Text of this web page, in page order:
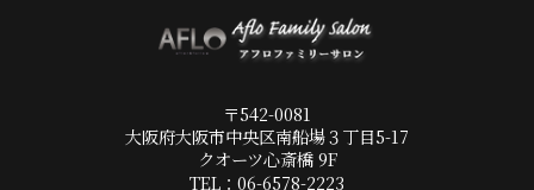
〒542-0081
大阪府大阪市中央区南船場３丁目5-17
クオーツ心斎橋 9F
TEL：06-6578-2223